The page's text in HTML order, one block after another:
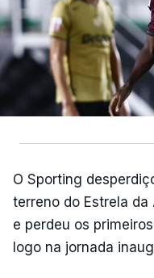
O Sporting
terreno do Estrela
e perdeu os
logo na jornada